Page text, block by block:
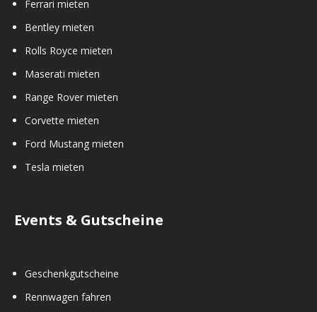
Ferrari mieten
Bentley mieten
Rolls Royce mieten
Maserati mieten
Range Rover mieten
Corvette mieten
Ford Mustang mieten
Tesla mieten
Events & Gutscheine
Geschenkgutscheine
Rennwagen fahren